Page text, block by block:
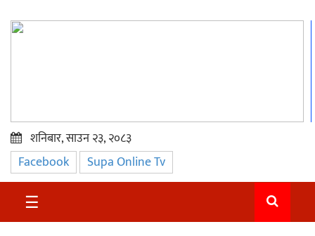
प्रमुख
समाचार
सुदुर
शनिबार, साउन २३, २०८३
Facebook Supa Online Tv
☰